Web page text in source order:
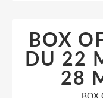
BOX
DU 22
28